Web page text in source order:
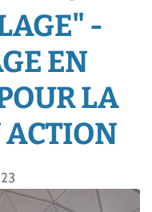
-
EN
LA